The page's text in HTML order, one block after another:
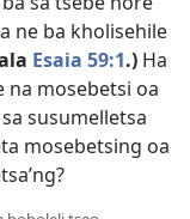
ne ba kholisehile
Esaia 59:1.) Ha
na mosebetsi oa
susumelletsa
mosebetsing oa